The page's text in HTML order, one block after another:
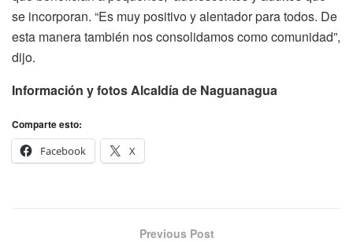
se incorporan. “Es muy positivo y alentador para todos. De
esta manera también nos consolidamos como comunidad”,
dijo.
Información y fotos Alcaldía de Naguanagua
Comparte esto:
Facebook
X
Previous Post